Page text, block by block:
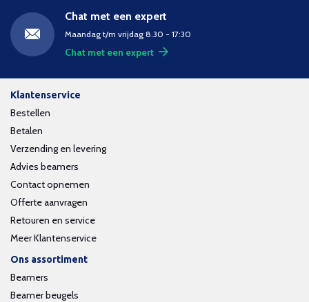
Chat met een expert
Maandag t/m vrijdag 8.30 - 17:30
Chat met een expert
Klantenservice
Bestellen
Betalen
Verzending en levering
Advies beamers
Contact opnemen
Offerte aanvragen
Retouren en service
Meer Klantenservice
Ons assortiment
Beamers
Beamer beugels